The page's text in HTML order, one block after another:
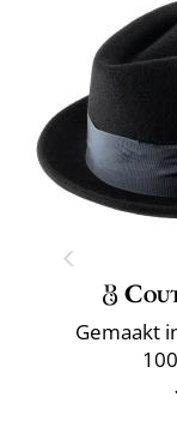
Gemaakt